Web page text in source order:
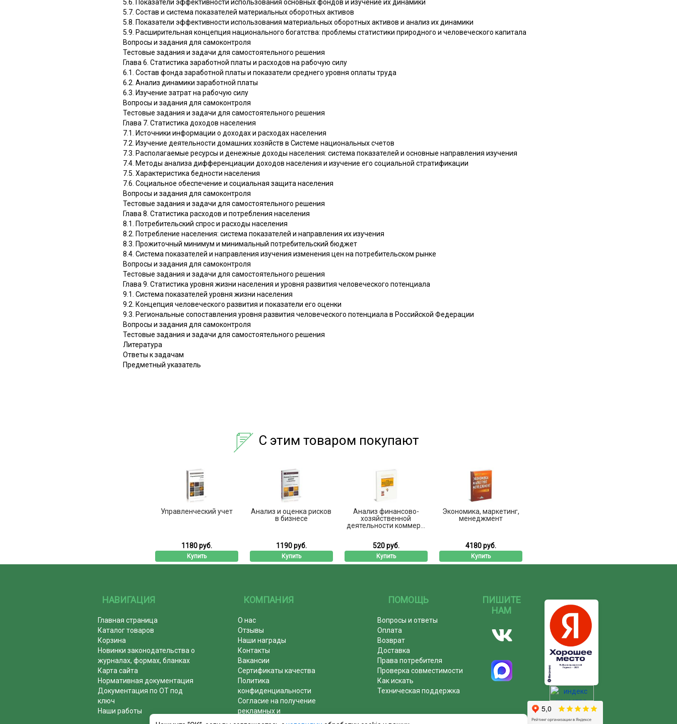
5.6. Показатели эффективности использования основных фондов и изучение их динамики
5.7. Состав и система показателей материальных оборотных активов
5.8. Показатели эффективности использования материальных оборотных активов и анализ их динамики
5.9. Расширительная концепция национального богатства: проблемы статистики природного и человеческого капитала
Вопросы и задания для самоконтроля
Тестовые задания и задачи для самостоятельного решения
Глава 6. Статистика заработной платы и расходов на рабочую силу
6.1. Состав фонда заработной платы и показатели среднего уровня оплаты труда
6.2. Анализ динамики заработной платы
6.3. Изучение затрат на рабочую силу
Вопросы и задания для самоконтроля
Тестовые задания и задачи для самостоятельного решения
Глава 7. Статистика доходов населения
7.1. Источники информации о доходах и расходах населения
7.2. Изучение деятельности домашних хозяйств в Системе национальных счетов
7.3. Располагаемые ресурсы и денежные доходы населения: система показателей и основные направления изучения
7.4. Методы анализа дифференциации доходов населения и изучение его социальной стратификации
7.5. Характеристика бедности населения
7.6. Социальное обеспечение и социальная защита населения
Вопросы и задания для самоконтроля
Тестовые задания и задачи для самостоятельного решения
Глава 8. Статистика расходов и потребления населения
8.1. Потребительский спрос и расходы населения
8.2. Потребление населения: система показателей и направления их изучения
8.3. Прожиточный минимум и минимальный потребительский бюджет
8.4. Система показателей и направления изучения изменения цен на потребительском рынке
Вопросы и задания для самоконтроля
Тестовые задания и задачи для самостоятельного решения
Глава 9. Статистика уровня жизни населения и уровня развития человеческого потенциала
9.1. Система показателей уровня жизни населения
9.2. Концепция человеческого развития и показатели его оценки
9.3. Региональные сопоставления уровня развития человеческого потенциала в Российской Федерации
Вопросы и задания для самоконтроля
Тестовые задания и задачи для самостоятельного решения
Литература
Ответы к задачам
Предметный указатель
С этим товаром покупают
Управленческий учет
1180 руб.
Купить
Анализ и оценка рисков
в бизнесе
1190 руб.
Купить
Анализ финансово-
хозяйственной
деятельности коммер...
520 руб.
Купить
Экономика, маркетинг,
менеджмент
4180 руб.
Купить
НАВИГАЦИЯ
Главная страница
Каталог товаров
Корзина
Новинки законодательства о
журналах, формах, бланках
Карта сайта
Нормативная документация
Документация по ОТ под
ключ
Наши работы
КОМПАНИЯ
О нас
Отзывы
Наши награды
Контакты
Вакансии
Сертификаты качества
Политика
конфиденциальности
Согласие на получение
рекламных и
информационных рассылок
ПОМОЩЬ
Вопросы и ответы
Оплата
Возврат
Доставка
Права потребителя
Проверка совместимости
Как искать
Техническая поддержка
ПИШИТЕ
НАМ